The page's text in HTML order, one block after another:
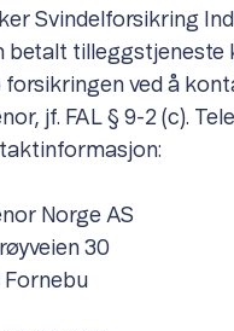
Svindelforsikring
betalt tilleggstjeneste
forsikringen ved å
jf. FAL § 9-2 (c).
Norge AS
30
Fornebu